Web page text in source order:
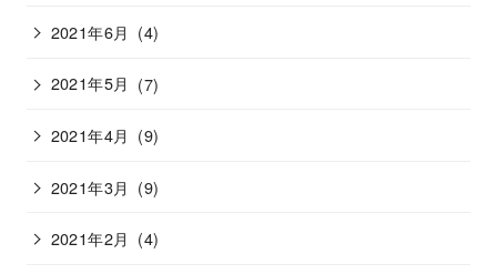
2021年6月 (4)
2021年5月 (7)
2021年4月 (9)
2021年3月 (9)
2021年2月 (4)